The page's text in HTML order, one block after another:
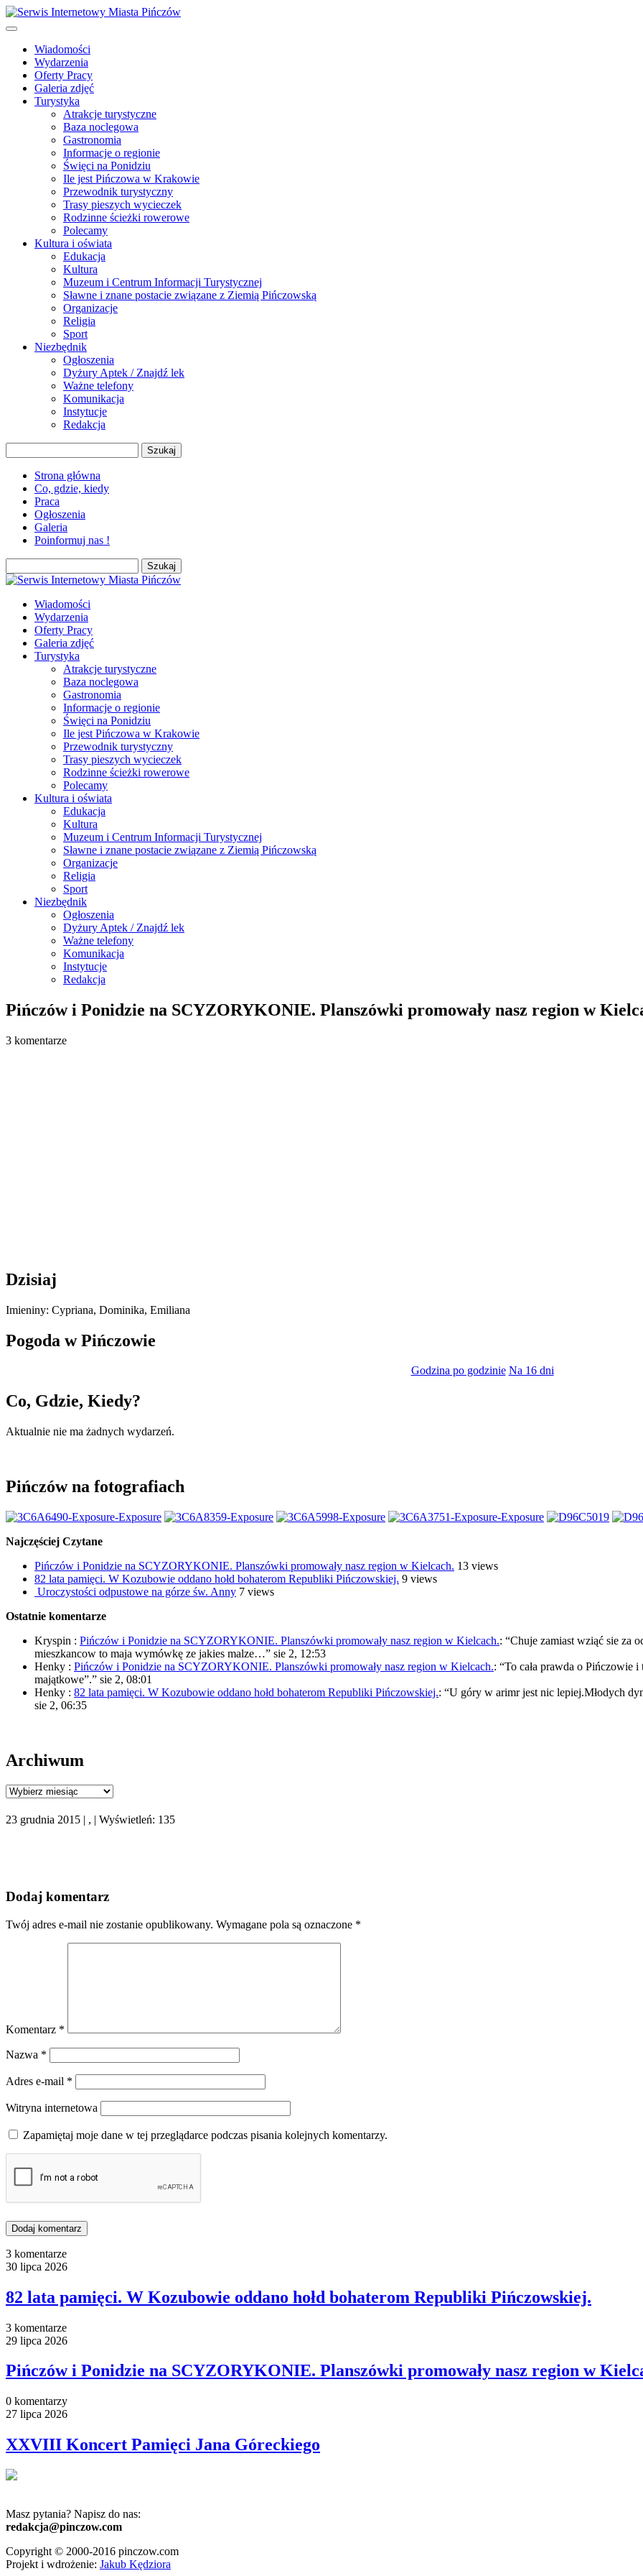
Wiadomości
Wydarzenia
Oferty Pracy
Galeria zdjęć
Turystyka
Atrakcje turystyczne
Baza noclegowa
Gastronomia
Informacje o regionie
Święci na Ponidziu
Ile jest Pińczowa w Krakowie
Przewodnik turystyczny
Trasy pieszych wycieczek
Rodzinne ścieżki rowerowe
Polecamy
Kultura i oświata
Edukacja
Kultura
Muzeum i Centrum Informacji Turystycznej
Sławne i znane postacie związane z Ziemią Pińczowską
Organizacje
Religia
Sport
Niezbędnik
Ogłoszenia
Dyżury Aptek / Znajdź lek
Ważne telefony
Komunikacja
Instytucje
Redakcja
Strona główna
Co, gdzie, kiedy
Praca
Ogłoszenia
Galeria
Poinformuj nas !
Wiadomości
Wydarzenia
Oferty Pracy
Galeria zdjęć
Turystyka
Atrakcje turystyczne
Baza noclegowa
Gastronomia
Informacje o regionie
Święci na Ponidziu
Ile jest Pińczowa w Krakowie
Przewodnik turystyczny
Trasy pieszych wycieczek
Rodzinne ścieżki rowerowe
Polecamy
Kultura i oświata
Edukacja
Kultura
Muzeum i Centrum Informacji Turystycznej
Sławne i znane postacie związane z Ziemią Pińczowską
Organizacje
Religia
Sport
Niezbędnik
Ogłoszenia
Dyżury Aptek / Znajdź lek
Ważne telefony
Komunikacja
Instytucje
Redakcja
Pińczów i Ponidzie na SCYZORYKONIE. Planszówki promowały nasz region w
3 komentarze
Dzisiaj
Imieniny: Cypriana, Dominika, Emiliana
Pogoda w Pińczowie
Godzina po godzinie Na 16 dni
Co, Gdzie, Kiedy?
Aktualnie nie ma żadnych wydarzeń.
Pińczów na fotografiach
Najczęściej Czytane
Pińczów i Ponidzie na SCYZORYKONIE. Planszówki promowały nasz region w Kielcach. 13 views
82 lata pamięci. W Kozubowie oddano hołd bohaterom Republiki Pińczowskiej. 9 views
Uroczystości odpustowe na górze św. Anny 7 views
Ostatnie komentarze
Kryspin : Pińczów i Ponidzie na SCYZORYKONIE. Planszówki promowały nasz region w Kielcach.: “Chuje zamiast wziąć sie za
mieszkancow to maja wymówkę ze jakies malze…” sie 2, 12:53
Henky : Pińczów i Ponidzie na SCYZORYKONIE. Planszówki promowały nasz region w Kielcach.: “To cała prawda o Pińczowie
majątkowe”.” sie 2, 08:01
Henky : 82 lata pamięci. W Kozubowie oddano hołd bohaterom Republiki Pińczowskiej.: “U góry w arimr jest nic lepiej.Młodych
sie 2, 06:35
Archiwum
Archiwum
23 grudnia 2015 | , | Wyświetleń: 135
Dodaj komentarz
Twój adres e-mail nie zostanie opublikowany. Wymagane pola są oznaczone *
Komentarz *
Nazwa *
Adres e-mail *
Witryna internetowa
Zapamiętaj moje dane w tej przeglądarce podczas pisania kolejnych komentarzy.
3 komentarze
30 lipca 2026
82 lata pamięci. W Kozubowie oddano hołd bohaterom Republiki Pińczowskiej.
3 komentarze
29 lipca 2026
Pińczów i Ponidzie na SCYZORYKONIE. Planszówki promowały nasz region w
0 komentarzy
27 lipca 2026
XXVIII Koncert Pamięci Jana Góreckiego
Masz pytania? Napisz do nas:
redakcja@pinczow.com
Copyright © 2000-2016 pinczow.com
Projekt i wdrożenie: Jakub Kędziora